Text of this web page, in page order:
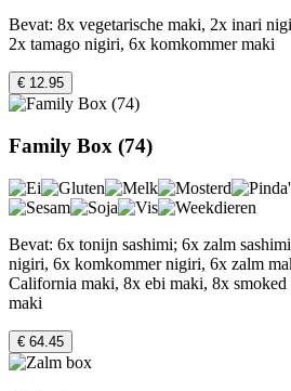
Bevat: 8x vegetarische maki, 2x inari
2x tamago nigiri, 6x komkommer maki
€ 12.95
Family Box (74)
Bevat: 6x tonijn sashimi; 6x zalm
nigiri, 6x komkommer nigiri, 6x zalm
California maki, 8x ebi maki, 8x
maki
€ 64.45